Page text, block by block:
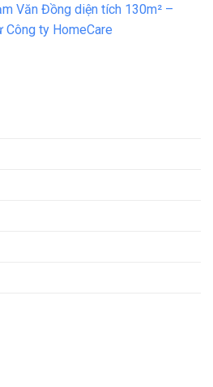
Văn Đồng diện tích 130m² –
Công ty HomeCare